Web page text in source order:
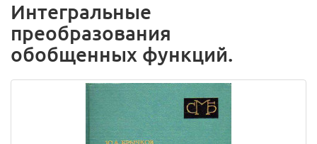
Интегральные
преобразования
обобщенных функций.